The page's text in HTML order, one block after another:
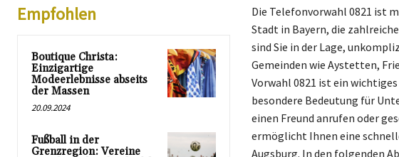
Empfohlen
Boutique Christa:
Einzigartige
Modeerlebnisse abseits
der Massen
20.09.2024
Fußball in der
Grenzregion: Vereine
Die Telefonvorwahl 0821 ist
Stadt in Bayern, die
sind Sie in der Lage,
Gemeinden wie Aystetten,
Vorwahl 0821 ist ein
besondere Bedeutung für
einen Freund anrufen oder
ermöglicht Ihnen eine
Augsburg. In den folgenden